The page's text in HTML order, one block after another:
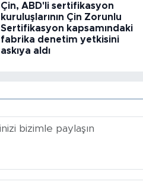
Çin, ABD'li sertifikasyon
kuruluşlarının Çin Zorunlu
Sertifikasyon kapsamındaki
fabrika denetim yetkisini
askıya aldı